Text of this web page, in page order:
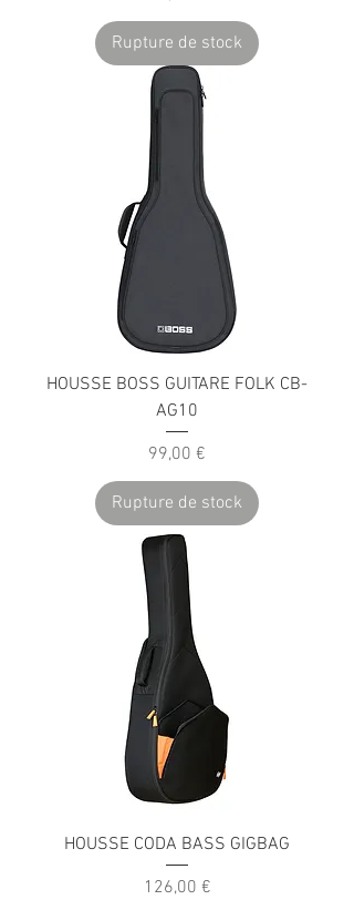
Rupture de stock
HOUSSE BOSS GUITARE FOLK CB-
AG10
Prix
99,00 €
Rupture de stock
HOUSSE CODA BASS GIGBAG
Prix
126,00 €